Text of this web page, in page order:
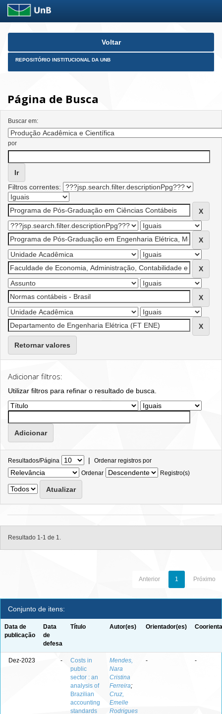
Skip
Voltar
REPOSITÓRIO INSTITUCIONAL DA UNB
Página de Busca
Buscar em:
por
Filtros correntes:
Retornar valores
Adicionar filtros:
Utilizar filtros para refinar o resultado de busca.
Resultados/Página | Ordenar registros por
Ordenar
Registro(s)
Resultado 1-1 de 1.
Anterior 1 Próximo
Conjunto de itens:
Data de
publicação
Data
de
defesa
Título Autor(es) Orientador(es)
Dez-2023 -
Costs in
public
sector : an
analysis of
Brazilian
accounting
standards
Mendes,
Nara
Cristina
Ferreira;
Cruz,
Emelle
Rodrigues
- -